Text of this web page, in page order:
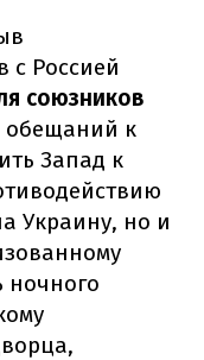
с Россией
союзников
обещаний к
Запад к
Украину, но и
ночного